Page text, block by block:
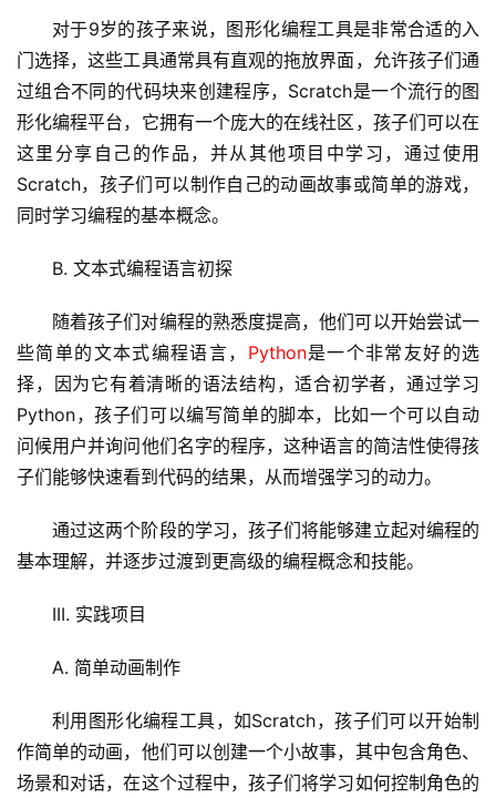
服
务
器
虚
机
C
D
对于9岁的孩子来说，图形化编程工具是非常合适的入
门选择，这些工具通常具有直观的拖放界面，允许孩子们通
过组合不同的代码块来创建程序，Scratch是一个流行的图
形化编程平台，它拥有一个庞大的在线社区，孩子们可以在
这里分享自己的作品，并从其他项目中学习，通过使用
Scratch，孩子们可以制作自己的动画故事或简单的游戏，
同时学习编程的基本概念。
B. 文本式编程语言初探
随着孩子们对编程的熟悉度提高，他们可以开始尝试一
些简单的文本式编程语言， Python是一个非常友好的选
择，因为它有着清晰的语法结构，适合初学者，通过学习
Python，孩子们可以编写简单的脚本，比如一个可以自动
问候用户并询问他们名字的程序，这种语言的简洁性使得孩
子们能够快速看到代码的结果，从而增强学习的动力。
通过这两个阶段的学习，孩子们将能够建立起对编程的
基本理解，并逐步过渡到更高级的编程概念和技能。
III. 实践项目
A. 简单动画制作
利用图形化编程工具，如Scratch，孩子们可以开始制
作简单的动画，他们可以创建一个小故事，其中包含角色、
场景和对话，在这个过程中，孩子们将学习如何控制角色的